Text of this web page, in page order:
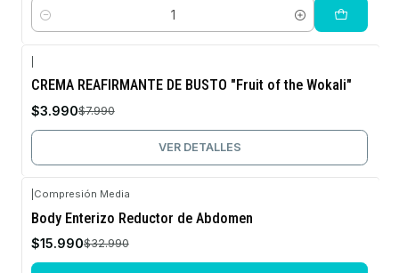
Cantidad
-50%
OFF
No disponible
CREMA REAFIRMANTE DE BUSTO "Fruit of the Wokali"
$3.990$7.990
VER DETALLES
-52%
OFF
Compresión Media
Body Enterizo Reductor de Abdomen
$15.990$32.990